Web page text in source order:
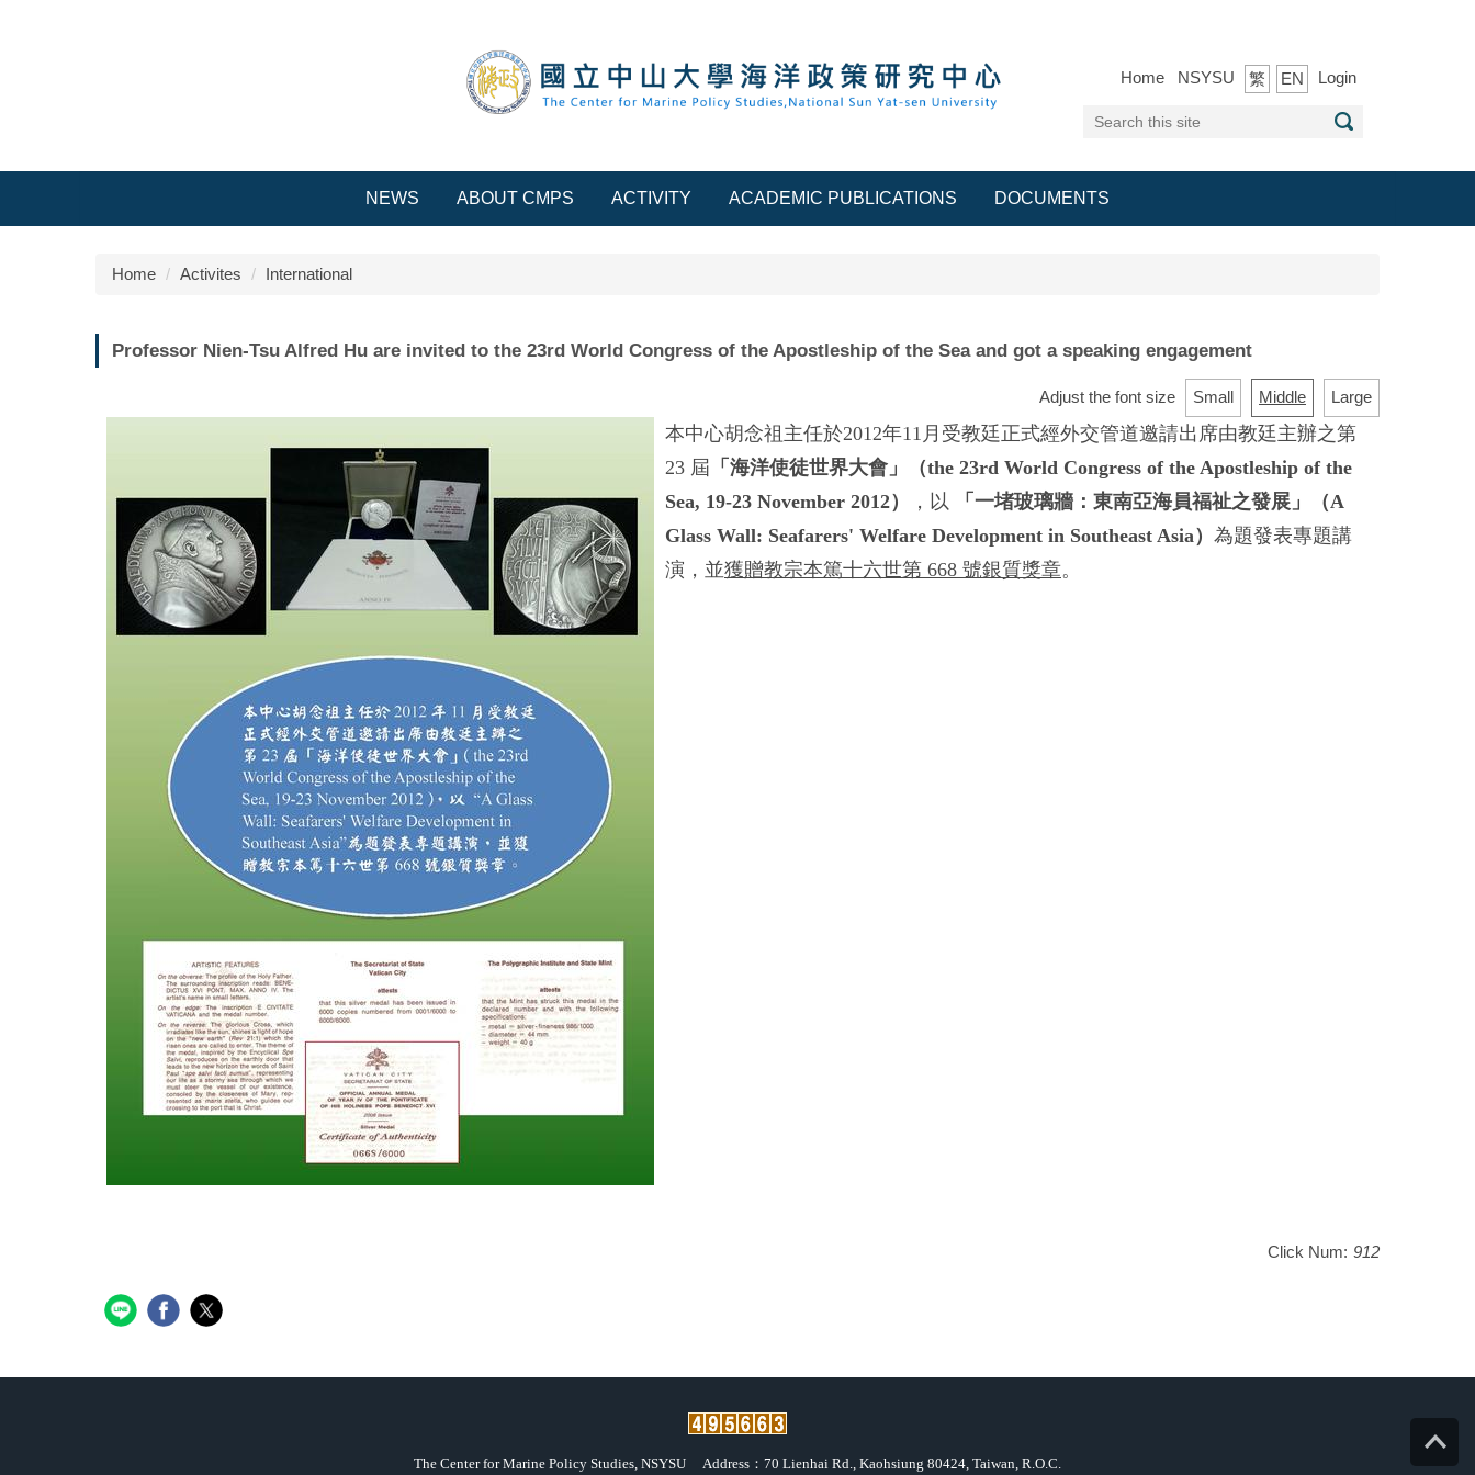
Home NSYSU 繁 EN Login
NEWS ABOUT CMPS ACTIVITY ACADEMIC PUBLICATIONS DOCUMENTS
Home Activites International
Professor Nien-Tsu Alfred Hu are invited to the 23rd World Congress of the Apostleship of the Sea and got a speaking engagement
Adjust the font size Small Middle Large
本中心胡念祖主任於2012年11月受教廷正式經外交管道邀請出席由教廷主辦之第
23 屆 「海洋使徒世界大會」（the 23rd World Congress of the Apostleship of the
Sea, 19-23 November 2012）
，以
「一堵玻璃牆：東南亞海員福祉之發展」（A
Glass Wall: Seafarers' Welfare Development in Southeast Asia） 為題發表專題講
演，並獲贈教宗本篤十六世第 668 號銀質獎章。
Click Num: 912
The Center for Marine Policy Studies, NSYSU Address：70 Lienhai Rd., Kaohsiung 80424, Taiwan, R.O.C.